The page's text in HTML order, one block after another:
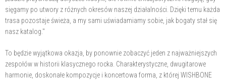
sięgamy po utwory z różnych okresów naszej działalności. Dzięki temu każda
trasa pozostaje świeża, a my sami uświadamiamy sobie, jak bogaty stał się
nasz katalog."
To będzie wyjątkowa okazja, by ponownie zobaczyć jeden z najważniejszych
zespołów w historii klasycznego rocka. Charakterystyczne, dwugitarowe
harmonie, doskonałe kompozycje i koncertowa forma, z której WISHBONE